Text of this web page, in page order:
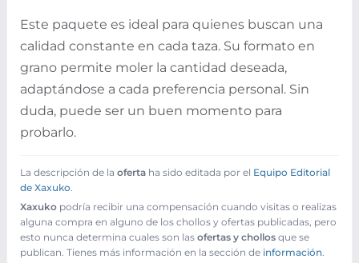
Este paquete es ideal para quienes buscan una
calidad constante en cada taza. Su formato en
grano permite moler la cantidad deseada,
adaptándose a cada preferencia personal. Sin
duda, puede ser un buen momento para
probarlo.
La descripción de la oferta ha sido editada por el Equipo Editorial
de Xaxuko
Xaxuko podría recibir una compensación cuando visitas o realizas
alguna compra en alguno de los chollos y ofertas publicadas, pero
esto nunca determina cuales son las ofertas y chollos que se
publican. Tienes más información en la sección de información